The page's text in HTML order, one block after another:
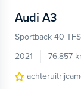
Audi A3
Sportback 40
2021
76.857